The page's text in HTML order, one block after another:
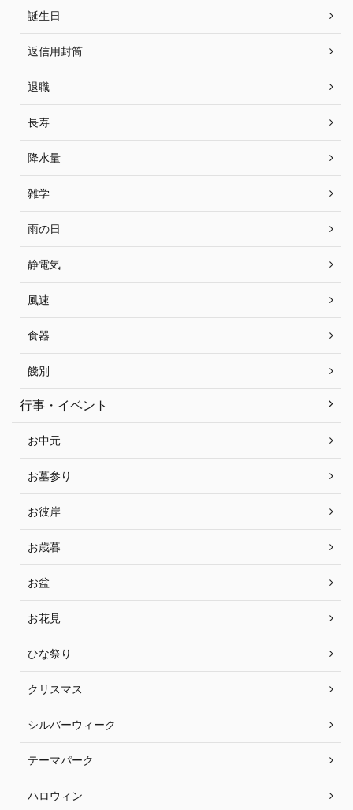
誕生日
返信用封筒
退職
長寿
降水量
雑学
雨の日
静電気
風速
食器
餞別
行事・イベント
お中元
お墓参り
お彼岸
お歳暮
お盆
お花見
ひな祭り
クリスマス
シルバーウィーク
テーマパーク
ハロウィン